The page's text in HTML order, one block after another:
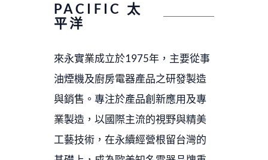
PACIFIC 太
平洋
來永實業成立於1975年，主要從事
油煙機及廚房電器產品之研發製造
與銷售。專注於產品創新應用及專
業製造，以國際主流的視野與精美
工藝技術，在永續經營根留台灣的